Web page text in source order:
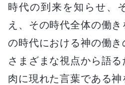
時代の到来を知らせ、
え、その時代全体の働
の時代における神の働
さまざまな視点から語る
肉に現れた言葉である